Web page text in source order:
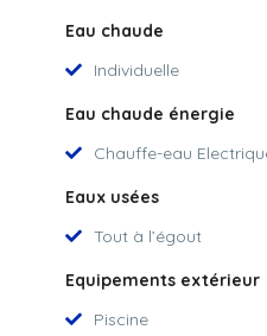
Eau chaude
Individuelle
Eau chaude énergie
Chauffe-eau
Eaux usées
Tout à l’égout
Equipements extérieur
Piscine